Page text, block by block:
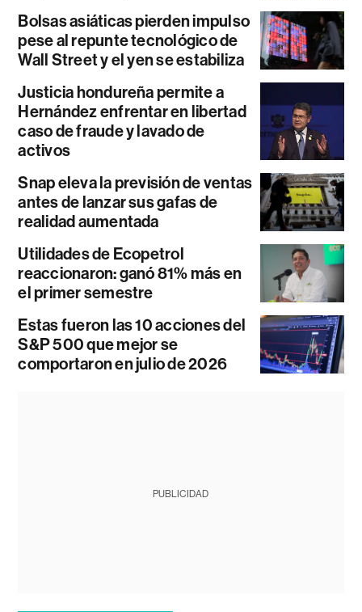
Bolsas asiáticas pierden impulso
pese al repunte tecnológico de
Wall Street y el yen se estabiliza
Justicia hondureña permite a
Hernández enfrentar en libertad
caso de fraude y lavado de
activos
Snap eleva la previsión de ventas
antes de lanzar sus gafas de
realidad aumentada
Utilidades de Ecopetrol
reaccionaron: ganó 81% más en
el primer semestre
Estas fueron las 10 acciones del
S&P 500 que mejor se
comportaron en julio de 2026
PUBLICIDAD